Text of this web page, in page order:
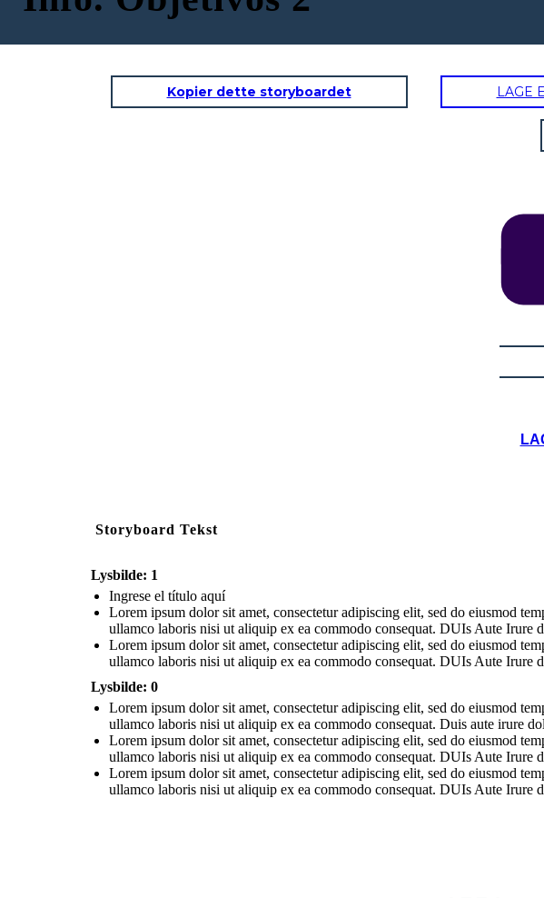
Kopier dette storyboardet LAGE
Storyboard Tekst
Lysbilde: 1
Ingrese el título aquí
Lorem ipsum dolor sit amet, consectetur adipiscing elit, sed do eiusmod
ullamco laboris nisi ut aliquip ex ea commodo consequat. DUIs Aute Irure
Lorem ipsum dolor sit amet, consectetur adipiscing elit, sed do eiusmod
ullamco laboris nisi ut aliquip ex ea commodo consequat. DUIs Aute Irure
Lysbilde: 0
Lorem ipsum dolor sit amet, consectetur adipiscing elit, sed do eiusmod
ullamco laboris nisi ut aliquip ex ea commodo consequat. Duis aute irure
Lorem ipsum dolor sit amet, consectetur adipiscing elit, sed do eiusmod
ullamco laboris nisi ut aliquip ex ea commodo consequat. DUIs Aute Irure
Lorem ipsum dolor sit amet, consectetur adipiscing elit, sed do eiusmod
ullamco laboris nisi ut aliquip ex ea commodo consequat. DUIs Aute Irure